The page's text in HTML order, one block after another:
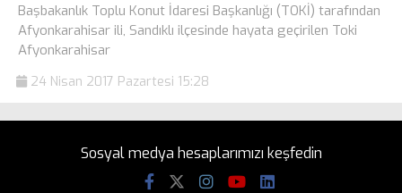
Başbakanlık Toplu Konut İdaresi Başkanlığı (TOKİ) tarafından
Afyonkarahisar ili, Sandıklı ilçesinde hayata geçirilen Toki
Afyonkarahisar
24 Nisan 2017 Pazartesi 15:28
Sosyal medya hesaplarımızı keşfedin